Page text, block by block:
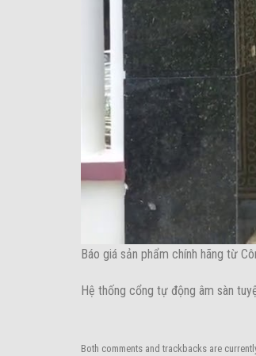
Báo giá sản phẩm chính hãng từ
Hệ thống cổng tự động âm sàn
Both comments and trackbacks are